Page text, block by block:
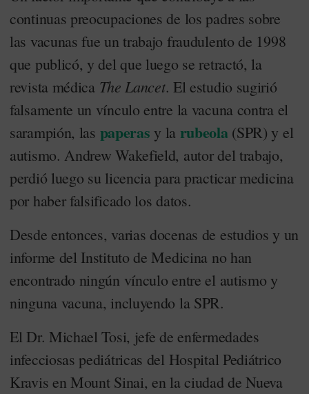
continuas preocupaciones de los padres sobre
las vacunas fue un trabajo fraudulento de 1998
que publicó, y del que luego se retractó, la
revista médica The Lancet. El estudio sugirió
falsamente un vínculo entre la vacuna contra el
sarampión, las paperas y la rubeola(SPR) y el
autismo. Andrew Wakefield, autor del trabajo,
perdió luego su licencia para practicar medicina
por haber falsificado los datos.
Desde entonces, varias docenas de estudios y un
informe del Instituto de Medicina no han
encontrado ningún vínculo entre el autismo y
ninguna vacuna, incluyendo la SPR.
El Dr. Michael Tosi, jefe de enfermedades
infecciosas pediátricas del Hospital Pediátrico
Kravis en Mount Sinai, en la ciudad de Nueva